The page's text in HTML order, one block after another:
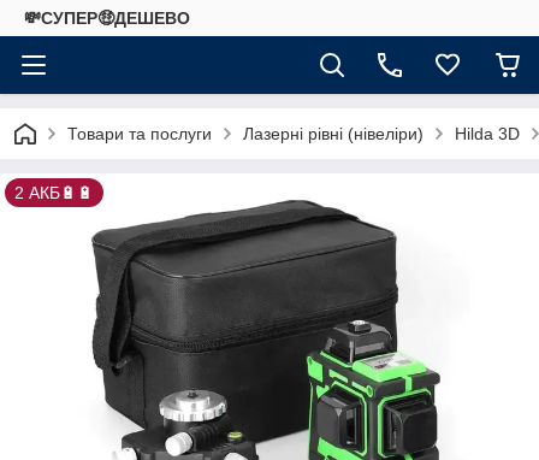
💸СУПЕР🤑ДЕШЕВО
Товари та послуги Лазерні рівні (нівеліри) Hilda 3D
2 АКБ🔋🔋